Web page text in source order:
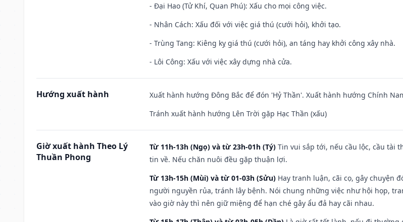
- Đại Hao (Tử Khí, Quan Phú): Xấu cho mọi công việc.
- Nhân Cách: Xấu đối với việc giá thú (cưới hỏi), khởi tạo.
- Trùng Tang: Kiêng kỵ giá thú (cưới hỏi), an táng hay khởi công xây nhà.
- Lôi Công: Xấu với việc xây dựng nhà cửa.
Hướng xuất hành
Xuất hành hướng Đông Bắc để đón 'Hỷ Thần'. Xuất hành hướng Chính
Tránh xuất hành hướng Lên Trời gặp Hạc Thần (xấu)
Giờ xuất hành Theo Lý
Thuần Phong
Từ 11h-13h (Ngọ) và từ 23h-01h (Tý) Tin vui sắp tới, nếu cầu lộc, cầu tài
tin về. Nếu chăn nuôi đều gặp thuận lợi.
Từ 13h-15h (Mùi) và từ 01-03h (Sửu) Hay tranh luận, cãi cọ, gây chuyện
người nguyền rủa, tránh lây bệnh. Nói chung những việc như hội họp,
vào giờ này thì nên giữ miệng để hạn ché gây ẩu đả hay cãi nhau.